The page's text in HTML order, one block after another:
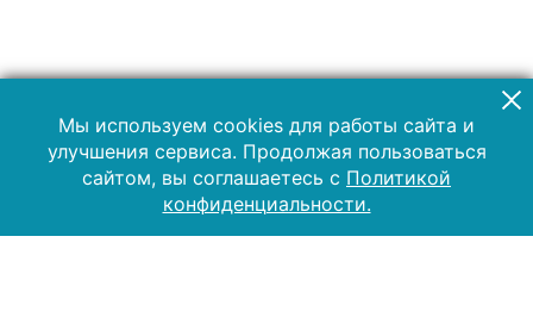
Мы используем cookies для работы сайта и
улучшения сервиса. Продолжая пользоваться
сайтом, вы соглашаетесь с Политикой
конфиденциальности.